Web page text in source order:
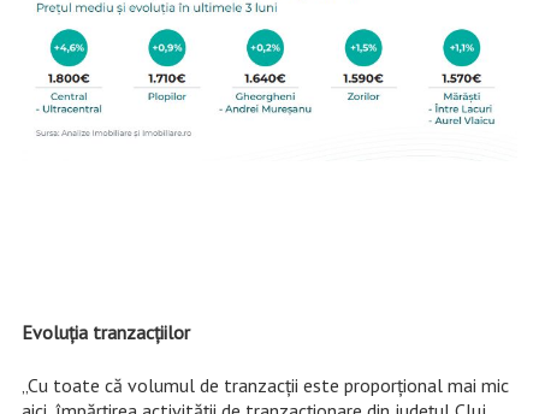
Evoluţia tranzacţiilor
„Cu toate că volumul de tranzacții este proporțional mai mic